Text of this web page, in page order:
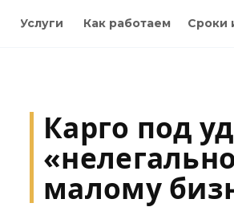
Услуги Как работаем Сроки
Карго под
малому